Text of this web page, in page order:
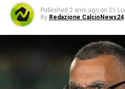
Published 2 anni ago on 21
By Redazione CalcioNews24